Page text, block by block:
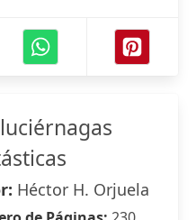
Héctor H. Orjuela